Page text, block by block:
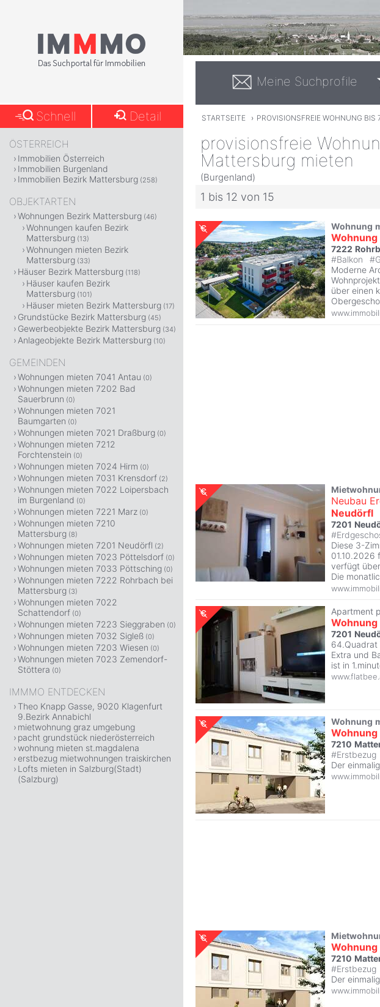
Meine Suchprofile
STARTSEITE › PROVISIONSFREIE WOHNUNG BIS
provisionsfreie
Mattersburg mieten
(Burgenland)
1 bis 12 von 15
Wohnung
Wohnung
7222
#Balkon #
Moderne
über einen
Neubau
Neudörfl
7201
#
Diese 3-
01.10.2026
verfügt
Die
Apartment
Wohnung
7201
64.Quadrat
Extra und
ist in
Wohnung
Wohnung
7210
#Erstbezug
Der
Wohnung
7210
#Erstbezug
Der
Schnell Detail
ÖSTERREICH
Immobilien Österreich
Immobilien Burgenland
Immobilien Bezirk Mattersburg (258)
OBJEKTARTEN
Wohnungen Bezirk Mattersburg (46)
Wohnungen kaufen Bezirk
Mattersburg (13)
Wohnungen mieten Bezirk
Mattersburg (33)
Häuser Bezirk Mattersburg (118)
Häuser kaufen Bezirk
Mattersburg (101)
Häuser mieten Bezirk Mattersburg (17)
Grundstücke Bezirk Mattersburg (45)
Gewerbeobjekte Bezirk Mattersburg (34)
Anlageobjekte Bezirk Mattersburg (10)
GEMEINDEN
Wohnungen mieten 7041 Antau (0)
Wohnungen mieten 7202 Bad
Sauerbrunn (0)
Wohnungen mieten 7021
Baumgarten (0)
Wohnungen mieten 7021 Draßburg (0)
Wohnungen mieten 7212
Forchtenstein (0)
Wohnungen mieten 7024 Hirm (0)
Wohnungen mieten 7031 Krensdorf (2)
Wohnungen mieten 7022 Loipersbach
im Burgenland (0)
Wohnungen mieten 7221 Marz (0)
Wohnungen mieten 7210
Mattersburg (8)
Wohnungen mieten 7201 Neudörfl (2)
Wohnungen mieten 7023 Pöttelsdorf (0)
Wohnungen mieten 7033 Pöttsching (0)
Wohnungen mieten 7222 Rohrbach bei
Mattersburg (3)
Wohnungen mieten 7022
Schattendorf (0)
Wohnungen mieten 7223 Sieggraben (0)
Wohnungen mieten 7032 Sigleß (0)
Wohnungen mieten 7203 Wiesen (0)
Wohnungen mieten 7023 Zemendorf-
Stöttera (0)
IMMMO ENTDECKEN
Theo Knapp Gasse, 9020 Klagenfurt
9.Bezirk Annabichl
mietwohnung graz umgebung
pacht grundstück niederösterreich
wohnung mieten st.magdalena
erstbezug mietwohnungen traiskirchen
Lofts mieten in Salzburg(Stadt)
(Salzburg)